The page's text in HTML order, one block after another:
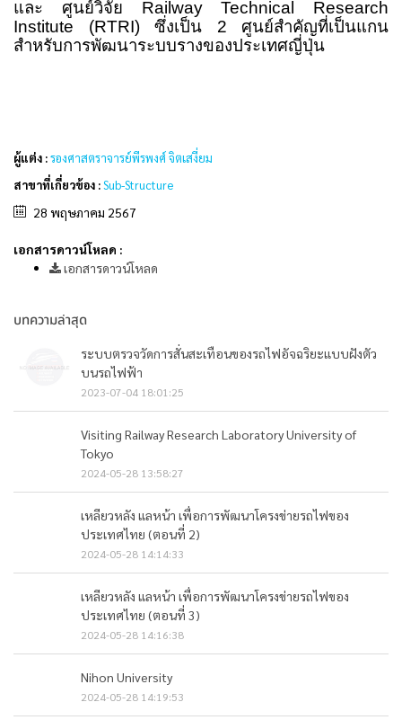
และ ศูนย์วิจัย Railway Technical Research
Institute
(RTRI) ซึ่งเป็น 2 ศูนย์สำคัญที่เป็นแกน
สำหรับการพัฒนาระบบรางของประเทศญี่ปุ่น
ผู้แต่ง :รองศาสตราจารย์พีรพงศ์ จิตเสงี่ยม
สาขาที่เกี่ยวข้อง :Sub-Structure
28 พฤษภาคม 2567
เอกสารดาวน์โหลด :
เอกสารดาวน์โหลด
บทความล่าสุด
ระบบตรวจวัดการสั่นสะเทือนของรถไฟอัจฉริยะแบบฝังตัว
บนรถไฟฟ้า
2023-07-04 18:01:25
Visiting Railway Research Laboratory University of
Tokyo
2024-05-28 13:58:27
เหลียวหลัง แลหน้า เพื่อการพัฒนาโครงข่ายรถไฟของ
ประเทศไทย (ตอนที่ 2)
2024-05-28 14:14:33
เหลียวหลัง แลหน้า เพื่อการพัฒนาโครงข่ายรถไฟของ
ประเทศไทย (ตอนที่ 3)
2024-05-28 14:16:38
Nihon University
2024-05-28 14:19:53